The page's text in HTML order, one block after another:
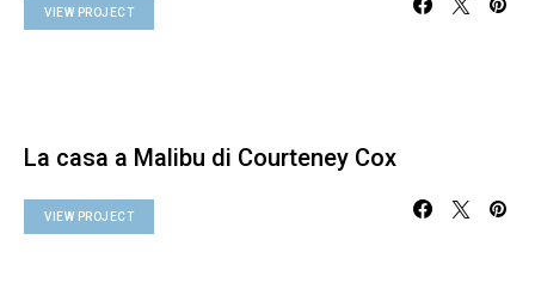
VIEW PROJECT
La casa a Malibu di Courteney Cox
VIEW PROJECT